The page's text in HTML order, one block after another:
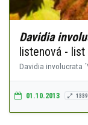
Davidia
listenová -
Davidia involucrata
01.10.2013